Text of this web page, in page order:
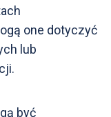
one dotyczyć
lub
być